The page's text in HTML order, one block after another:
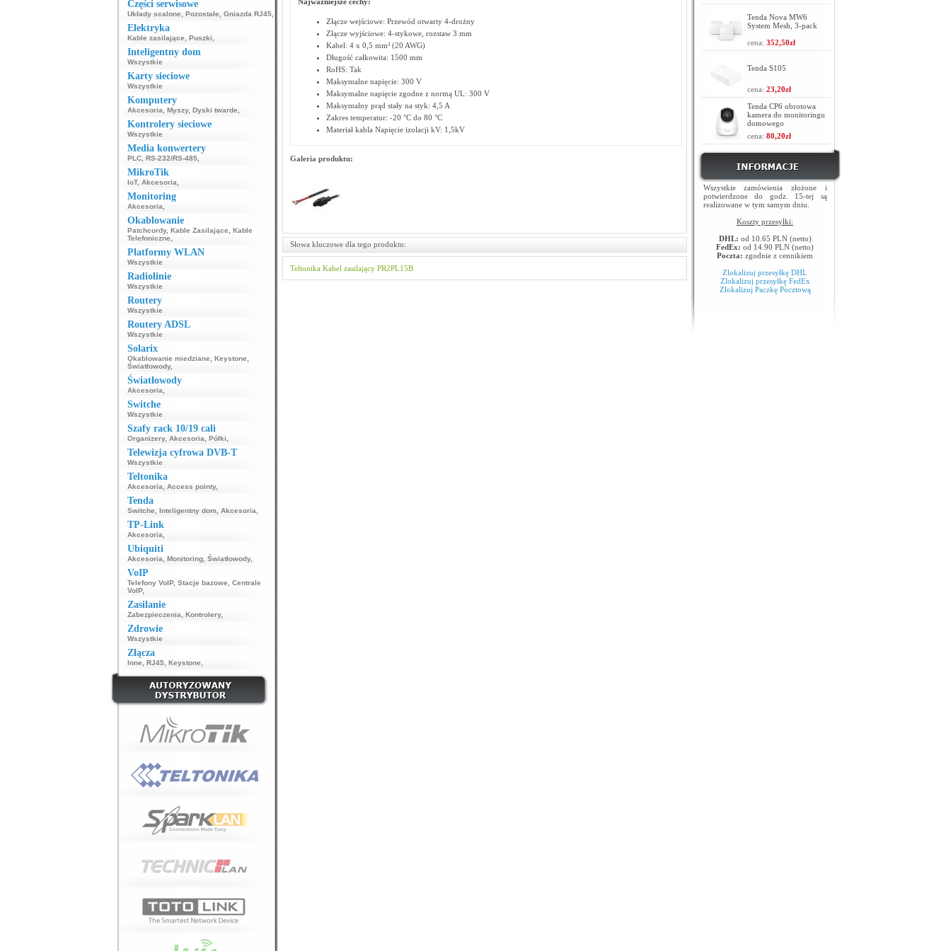
Części serwisowe
Układy scalone Pozostałe Gniazda RJ45,
Elektryka
Kable zasilające Puszki
Inteligentny dom
Wszystkie
Karty sieciowe
Wszystkie
Komputery
Akcesoria Myszy, Dyski twarde
Kontrolery sieciowe
Wszystkie
Media konwertery
PLC, RS-232/RS-485,
MikroTik
IoT, Akcesoria
Monitoring
Akcesoria
Okablowanie
Patchcordy, Kable Zasilające
Kable
Telefoniczne
Platformy WLAN
Wszystkie
Radiolinie
Wszystkie
Routery
Wszystkie
Routery ADSL
Wszystkie
Solarix
Okablowanie miedziane Keystone
Światłowody,
Światłowody
Akcesoria
Switche
Wszystkie
Szafy rack 10/19 cali
Organizery, Akcesoria Półki
Telewizja cyfrowa DVB-T
Wszystkie
Teltonika
Akcesoria Access pointy,
Tenda
Switche Inteligentny dom, Akcesoria
TP-Link
Akcesoria
Ubiquiti
Akcesoria Monitoring, Światłowody,
VoIP
Telefony VoIP, Stacje bazowe
Centrale
VoIP,
Zasilanie
Zabezpieczenia Kontrolery,
Zdrowie
Wszystkie
Złącza
Inne RJ45, Keystone
Złącze wejściowe: Przewód otwarty 4-drożny
Złącze wyjściowe: 4-stykowe, rozstaw 3 mm
Kabel: 4 x 0,5 mm² (20 AWG)
Długość całkowita: 1500 mm
RoHS: Tak
Maksymalne napięcie: 300 V
Maksymalne napięcie zgodne z normą UL: 300 V
Maksymalny prąd stały na styk: 4,5 A
Zakres temperatur: -20 °C do 80 °C
Materiał kabla Napięcie izolacji kV: 1,5kV
Galeria produktu:
Słowa kluczowe dla tego produktu:
Teltonika Kabel zasilający PR2PL15B
Tenda Nova MW6
System Mesh, 3-pack
cena: 352,50zł
Tenda S105
cena: 23,20zł
Tenda CP6 obrotowa
kamera do monitoringu
domowego
cena: 80,20zł
Wszystkie zamówienia złożone i
potwierdzone do godz. 15-tej są
realizowane w tym samym dniu.
Koszty przesyłki:
DHL: od 10.65 PLN (netto)
FedEx: od 14.90 PLN (netto)
Poczta: zgodnie z cennikiem
Zlokalizuj przesyłkę DHL
Zlokalizuj przesyłkę FedEx
Zlokalizuj Paczkę Pocztową